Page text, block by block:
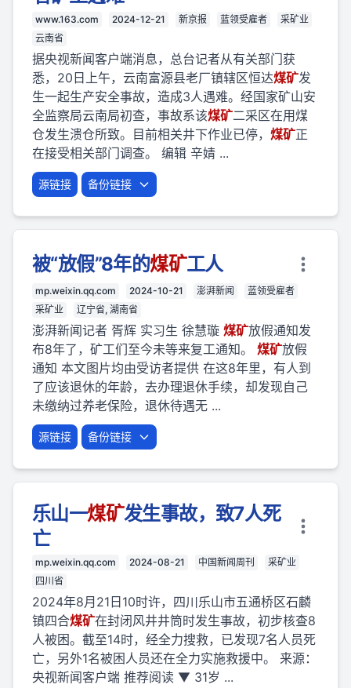
www.163.com 2024-12-21 新京报 蓝领受雇者
采矿业
云南省
据央视新闻客户端消息，总台记者从有关部门获
悉，20日上午，云南富源县老厂镇辖区恒达煤矿发
生一起生产安全事故，造成3人遇难。经国家矿山安
全监察局云南局初查，事故系该煤矿二采区在用煤
仓发生溃仓所致。目前相关井下作业已停， 煤矿正
在接受相关部门调查。 编辑 辛婧 ...
源链接 备份链接
被“放假”8年的煤矿工人
mp.weixin.qq.com 2024-10-21 澎湃新闻
蓝领受雇者
采矿业
辽宁省, 湖南省
澎湃新闻记者 胥辉 实习生 徐慧璇 煤矿放假通知发
布8年了，矿工们至今未等来复工通知。 煤矿放假
通知 本文图片均由受访者提供 在这8年里，有人到
了应该退休的年龄，去办理退休手续，却发现自己
未缴纳过养老保险，退休待遇无 ...
源链接 备份链接
乐山一煤矿发生事故，致7人死
亡
mp.weixin.qq.com 2024-08-21 中国新闻周刊
采矿业
四川省
2024年8月21日10时许，四川乐山市五通桥区石麟
镇四合煤矿在封闭风井井筒时发生事故，初步核查8
人被困。截至14时，经全力搜救，已发现7名人员死
亡，另外1名被困人员还在全力实施救援中。 来源：
央视新闻客户端 推荐阅读 ▼ 31岁 ...